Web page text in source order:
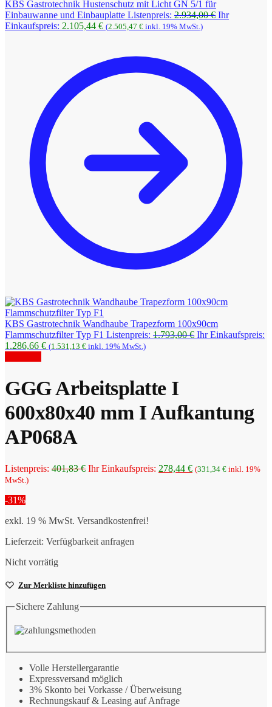
KBS Gastrotechnik Hustenschutz mit Licht GN 5/1 für
Einbauwanne und Einbauplatte Listenpreis: 2.934,00€ Ihr
Einkaufspreis: 2.105,44 €Aktueller
2.105,44 €.
(2.505,47 € inkl. 19% MwSt.)
KBS Gastrotechnik Wandhaube Trapezform 100x90cm
Flammschutzfilter Typ F1 Listenpreis: 1.793,00€ Ursprünglicher
Ihr Einkaufspreis:
1.286,66 €Aktueller
(1.531,13 € inkl. 19% MwSt.)
GGG Arbeitsplatte I
600x80x40 mm I Aufkantung
AP068A
Listenpreis: 401,83€ Ursprünglicher
Ihr Einkaufspreis: 278,44 €Aktueller
(331,34 € inkl. 19%
MwSt.)
-31%
exkl. 19 % MwSt. Versandkostenfrei!
Lieferzeit: Verfügbarkeit anfragen
Nicht vorrätig
Zur Merkliste hinzufügen
Sichere Zahlung
Volle Herstellergarantie
Expressversand möglich
3% Skonto bei Vorkasse / Überweisung
Rechnungskauf & Leasing auf Anfrage